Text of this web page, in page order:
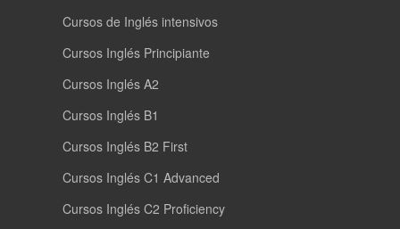
Cursos de Inglés intensivos
Cursos Inglés Principiante
Cursos Inglés A2
Cursos Inglés B1
Cursos Inglés B2 First
Cursos Inglés C1 Advanced
Cursos Inglés C2 Proficiency